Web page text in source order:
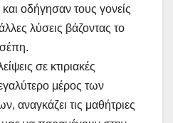
οδήγησαν τους γονείς
λύσεις βάζοντας το
σε κτιριακές
μέρος των
αναγκάζει τις μαθήτριες